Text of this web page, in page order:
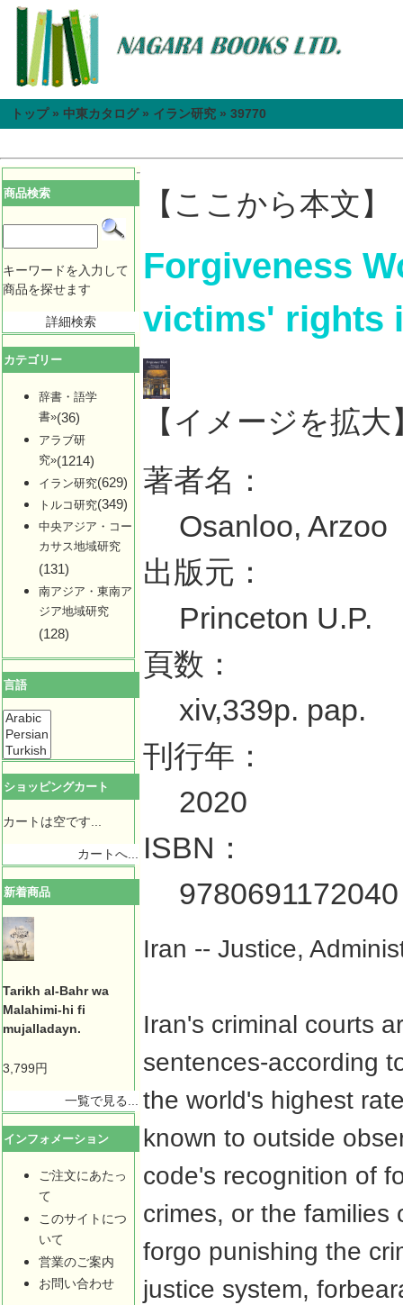
トップ» 中東カタログ» イラン研究 » 39770
商品検索
キーワードを入力して
商品を探せます
詳細検索
カテゴリー
辞書・語学
書»(36)
アラブ研
究»(1214)
イラン研究(629)
トルコ研究(349)
中央アジア・コー
カサス地域研究
(131)
南アジア・東南ア
ジア地域研究
(128)
言語
ショッピングカート
カートは空です...
カートへ...
新着商品
Tarikh al-Bahr wa
Malahimi-hi fi
mujalladayn.
3,799円
一覧で見る...
インフォメーション
ご注文にあたっ
て
このサイトにつ
いて
営業のご案内
お問い合わせ
【ここから本文】
Forgiveness
victims' rights
【イメージを拡大
著者名：
Osanloo, Arzoo
出版元：
Princeton U.P.
頁数：
xiv,339p. pap.
刊行年：
2020
ISBN：
9780691172040
Iran -- Justice,
Iran's criminal courts
sentences-according
the world's highest
known to outside
code's recognition of
crimes, or the families
forgo punishing the
justice system,